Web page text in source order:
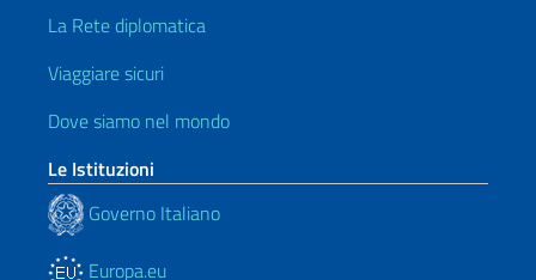
La Rete diplomatica
Viaggiare sicuri
Dove siamo nel mondo
Le Istituzioni
Governo Italiano
Europa.eu